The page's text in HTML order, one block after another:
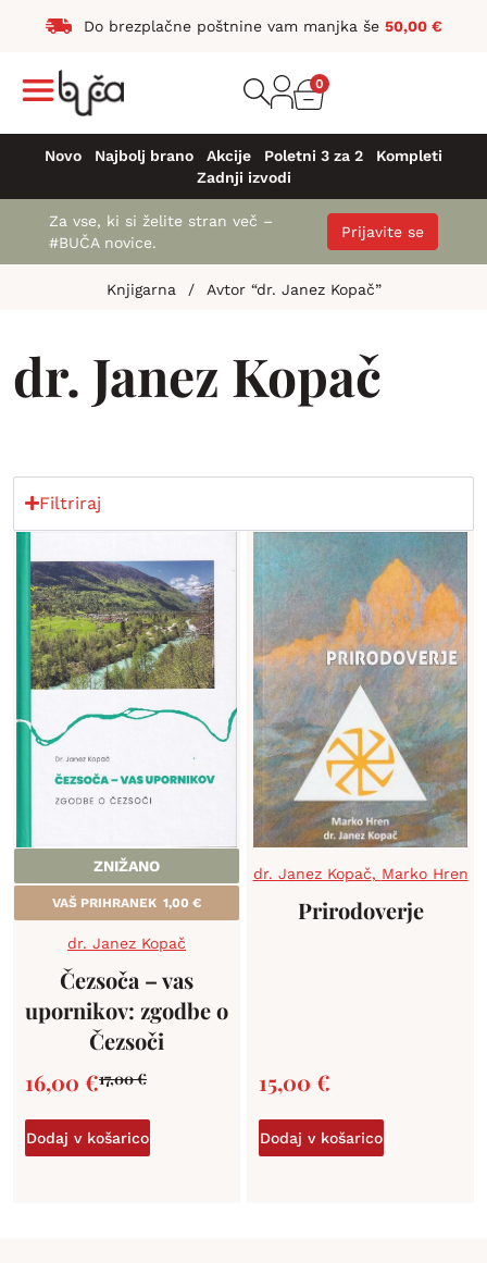
Do brezplačne poštnine vam manjka še 50,00 €
0
Novo Najbolj brano Akcije Poletni 3 za 2
Kompleti
Zadnji izvodi
Za vse, ki si želite stran več –
#BUČA novice.
Prijavite se
Knjigarna / Avtor “dr. Janez Kopač”
dr. Janez Kopač
Filtriraj
ZNIŽANO
VAŠ PRIHRANEK 1,00 €
dr. Janez Kopač
Čezsoča – vas
upornikov: zgodbe o
Čezsoči
17,00€
16,00 €
Dodaj v košarico
dr. Janez Kopač, Marko Hren
Prirodoverje
15,00 €
Dodaj v košarico